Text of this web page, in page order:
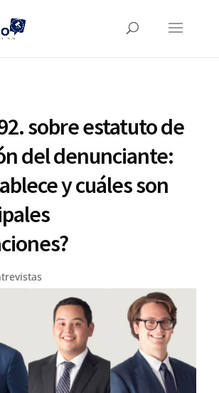
sobre estatuto de
del denunciante:
y cuáles son